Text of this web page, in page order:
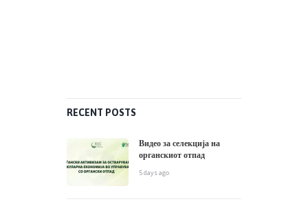
RECENT POSTS
Видео за селекција на
органскиот отпад
5 days ago